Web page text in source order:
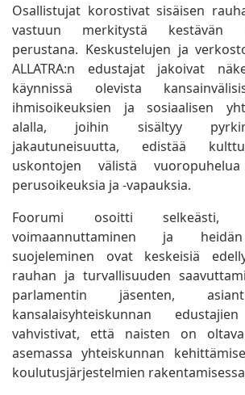
Osallistujat korostivat sisäisen
vastuun merkitystä kestävän
perustana. Keskustelujen ja
ALLATRA:n edustajat jakoivat
käynnissä olevista
ihmisoikeuksien ja sosiaalisen
alalla, joihin sisältyy
jakautuneisuutta, edistää
uskontojen välistä
perusoikeuksia ja -vapauksia.
Foorumi osoitti selkeästi,
voimaannuttaminen ja
suojeleminen ovat keskeisiä
rauhan ja turvallisuuden
parlamentin jäsenten,
kansalaisyhteiskunnan
vahvistivat, että naisten on oltava
asemassa yhteiskunnan
koulutusjärjestelmien